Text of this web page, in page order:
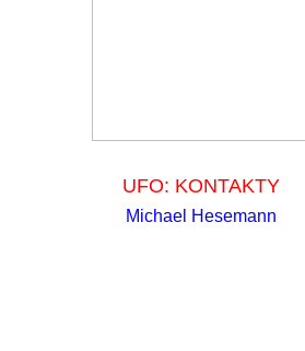
UFO: KONTAKTY
Michael Hesemann